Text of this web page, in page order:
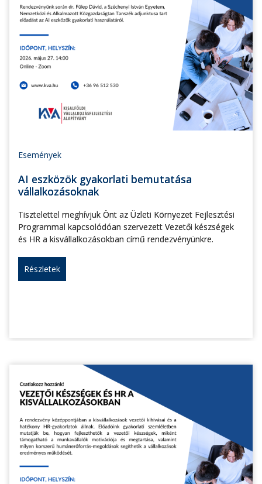
Események
AI eszközök gyakorlati bemutatása
vállalkozásoknak
Tisztelettel meghívjuk Önt az Üzleti Környezet Fejlesztési
Programmal kapcsolódóan szervezett Vezetői készségek
és HR a kisvállalkozásokban című rendezvényünkre.
Részletek